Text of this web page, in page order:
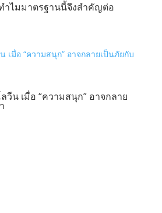
ทำไมมาตรฐานนี้จึงสำคัญต่อ
วีน เมื่อ “ความสนุก” อาจกลาย